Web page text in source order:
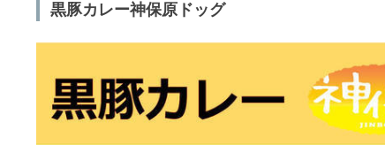
黒豚カレー神保原ドッグ